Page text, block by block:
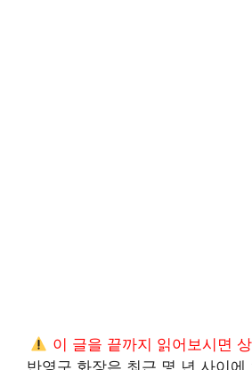
이 글을 끝까지 읽어보시면